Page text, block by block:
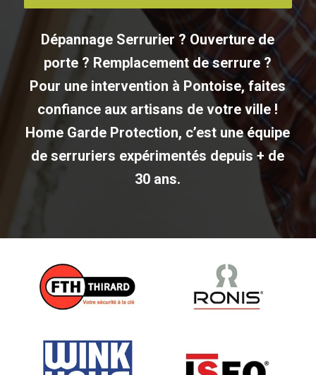
Dépannage Serrurier ? Ouverture de
porte ? Remplacement de serrure ?
Pour une intervention à Pontoise, faites
confiance aux artisans de votre ville !
Home Garde Protection, c’est une équipe
de serruriers expérimentés depuis + de
30 ans.